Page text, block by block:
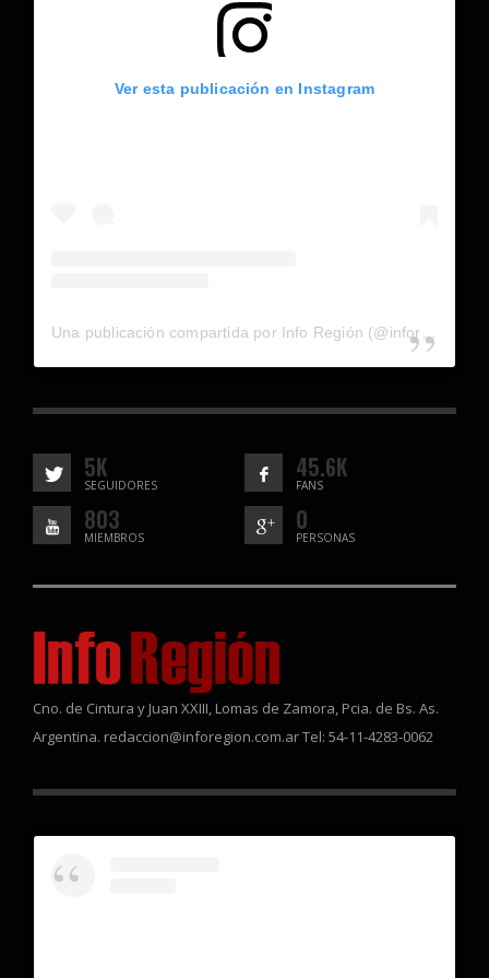
Ver esta publicación en Instagram
Una publicación compartida por Info Región (@inforegion_redes)
5K
SEGUIDORES
45.6K
FANS
803
MIEMBROS
0
PERSONAS
Cno. de Cintura y Juan XXIII, Lomas de Zamora, Pcia. de Bs. As.
Argentina. redaccion@inforegion.com.ar Tel: 54-11-4283-0062